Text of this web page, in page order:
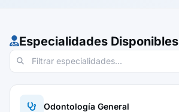
Especialidades Disponibles
Odontología General